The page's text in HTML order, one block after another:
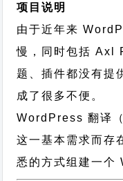
项目说明
由于近年来
慢，同时包括 Axl
题、插件都没有提
成了很多不便。
WordPress 翻译
这一基本需求而存
悉的方式组建一个